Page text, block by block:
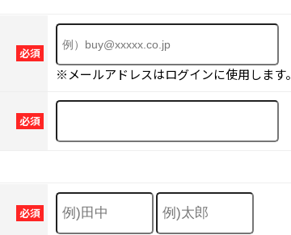
必須
※メールアドレスはログインに使用します。
必須
必須